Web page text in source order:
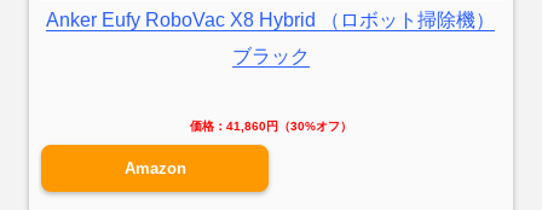
Anker Eufy RoboVac X8 Hybrid （ロボット掃除機）
ブラック
価格：41,860円（30%オフ）
Amazon